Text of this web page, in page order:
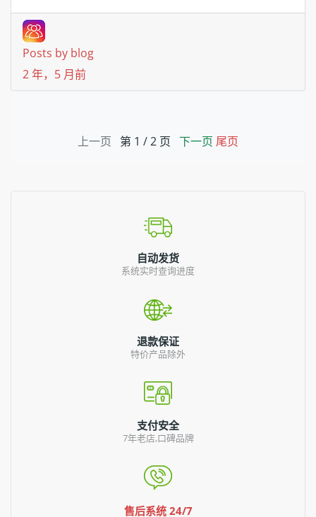
Posts by blog
2 年，5 月前
上一页 第 1 / 2 页 下一页 尾页
自动发货
系统实时查询进度
退款保证
特价产品除外
支付安全
7年老店,口碑品牌
售后系统 24/7